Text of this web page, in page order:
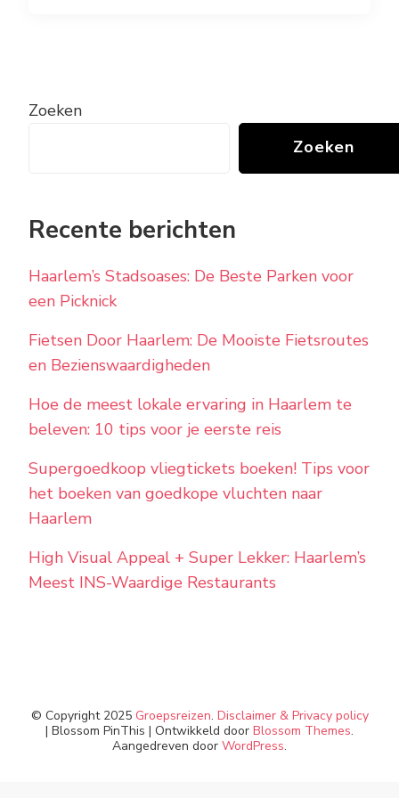
Zoeken
Zoeken
Recente berichten
Haarlem’s Stadsoases: De Beste Parken voor
een Picknick
Fietsen Door Haarlem: De Mooiste Fietsroutes
en Bezienswaardigheden
Hoe de meest lokale ervaring in Haarlem te
beleven: 10 tips voor je eerste reis
Supergoedkoop vliegtickets boeken! Tips voor
het boeken van goedkope vluchten naar
Haarlem
High Visual Appeal + Super Lekker: Haarlem’s
Meest INS-Waardige Restaurants
© Copyright 2025 Groepsreizen. Disclaimer & Privacy policy
| Blossom PinThis | Ontwikkeld door Blossom Themes.
Aangedreven door WordPress.